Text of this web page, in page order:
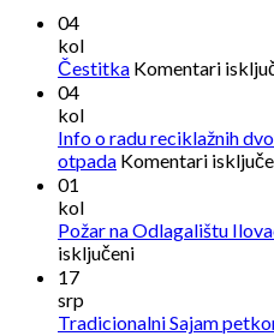
04
kol
Čestitka Komentari
04
kol
Info o radu reciklažnih
otpada Komentari
01
kol
Požar na Odlagalištu
isključeniza
Odlagalištu
17
srp
Tradicionalni Sajam